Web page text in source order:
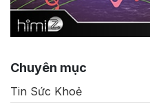
Chuyên mục
Tin Sức Khoẻ